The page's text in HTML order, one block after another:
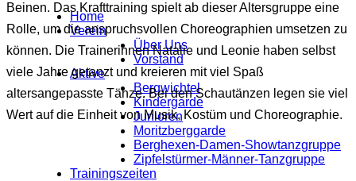
Home
Verein
Über Uns
Vorstand
Aktive
Bergwichtel
Kindergarde
Junioren
Moritzberggarde
Berghexen-Damen-Showtanzgruppe
Zipfelstürmer-Männer-Tanzgruppe
Trainingszeiten
Beinen. Das Krafttraining spielt ab dieser Altersgruppe eine
Rolle, um die anspruchsvollen Choreographien umsetzen zu
können. Die Trainerinnen Natalie und Leonie haben selbst
viele Jahre getanzt und kreieren mit viel Spaß
altersangepasste Tänze. Bei den Schautänzen legen sie viel
Wert auf die Einheit von Musik, Kostüm und Choreographie.